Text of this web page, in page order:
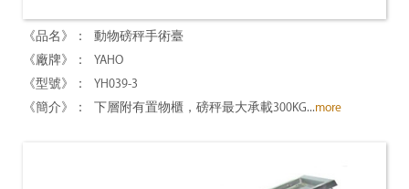
動物磅秤手術臺
YAHO
YH039-3
下層附有置物櫃，磅秤最大承載300KG...more